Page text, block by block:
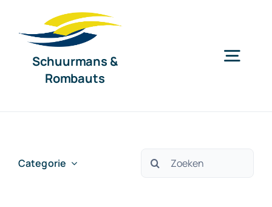
naar
Schuurmans &
Rombauts
Categorie
Zoeken